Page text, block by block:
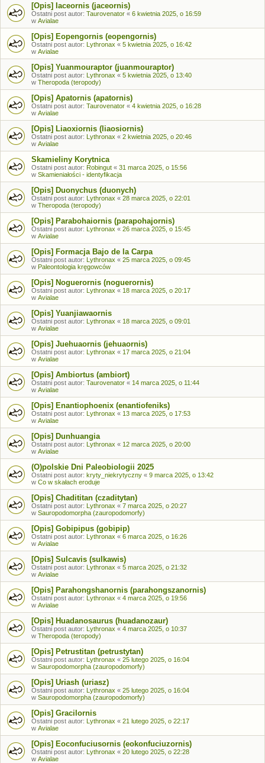
[Opis] Iaceornis (jaceornis)
Ostatni post autor: Taurovenator « 6 kwietnia 2025, o 16:59
w Avialae
[Opis] Eopengornis (eopengornis)
Ostatni post autor: Lythronax « 5 kwietnia 2025, o 16:42
w Avialae
[Opis] Yuanmouraptor (juanmouraptor)
Ostatni post autor: Lythronax « 5 kwietnia 2025, o 13:40
w Theropoda (teropody)
[Opis] Apatornis (apatornis)
Ostatni post autor: Taurovenator « 4 kwietnia 2025, o 16:28
w Avialae
[Opis] Liaoxiornis (liaosiornis)
Ostatni post autor: Lythronax « 2 kwietnia 2025, o 20:46
w Avialae
Skamieliny Korytnica
Ostatni post autor: Robingut « 31 marca 2025, o 15:56
w Skamieniałości - identyfikacja
[Opis] Duonychus (duonych)
Ostatni post autor: Lythronax « 28 marca 2025, o 22:01
w Theropoda (teropody)
[Opis] Parabohaiornis (parapohajornis)
Ostatni post autor: Lythronax « 26 marca 2025, o 15:45
w Avialae
[Opis] Formacja Bajo de la Carpa
Ostatni post autor: Lythronax « 25 marca 2025, o 09:45
w Paleontologia kręgowców
[Opis] Noguerornis (noguerornis)
Ostatni post autor: Lythronax « 18 marca 2025, o 20:17
w Avialae
[Opis] Yuanjiawaornis
Ostatni post autor: Lythronax « 18 marca 2025, o 09:01
w Avialae
[Opis] Juehuaornis (jehuaornis)
Ostatni post autor: Lythronax « 17 marca 2025, o 21:04
w Avialae
[Opis] Ambiortus (ambiort)
Ostatni post autor: Taurovenator « 14 marca 2025, o 11:44
w Avialae
[Opis] Enantiophoenix (enantiofeniks)
Ostatni post autor: Lythronax « 13 marca 2025, o 17:53
w Avialae
[Opis] Dunhuangia
Ostatni post autor: Lythronax « 12 marca 2025, o 20:00
w Avialae
(O)polskie Dni Paleobiologii 2025
Ostatni post autor: kryty_niekrytyczny « 9 marca 2025, o 13:42
w Co w skałach eroduje
[Opis] Chadititan (czaditytan)
Ostatni post autor: Lythronax « 7 marca 2025, o 20:27
w Sauropodomorpha (zauropodomorfy)
[Opis] Gobipipus (gobipip)
Ostatni post autor: Lythronax « 6 marca 2025, o 16:26
w Avialae
[Opis] Sulcavis (sulkawis)
Ostatni post autor: Lythronax « 5 marca 2025, o 21:32
w Avialae
[Opis] Parahongshanornis (parahongszanornis)
Ostatni post autor: Lythronax « 4 marca 2025, o 19:56
w Avialae
[Opis] Huadanosaurus (huadanozaur)
Ostatni post autor: Lythronax « 4 marca 2025, o 10:37
w Theropoda (teropody)
[Opis] Petrustitan (petrustytan)
Ostatni post autor: Lythronax « 25 lutego 2025, o 16:04
w Sauropodomorpha (zauropodomorfy)
[Opis] Uriash (uriasz)
Ostatni post autor: Lythronax « 25 lutego 2025, o 16:04
w Sauropodomorpha (zauropodomorfy)
[Opis] Gracilornis
Ostatni post autor: Lythronax « 21 lutego 2025, o 22:17
w Avialae
[Opis] Eoconfuciusornis (eokonfuciuzornis)
Ostatni post autor: Lythronax « 20 lutego 2025, o 22:28
w Avialae